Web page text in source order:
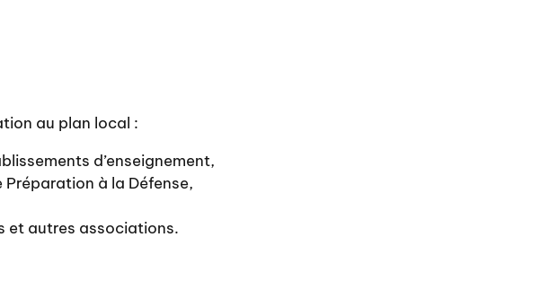
au plan local :
d’enseignement,
à la Défense,
et autres associations.